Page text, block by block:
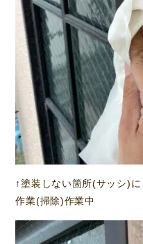
↑塗装しない箇所(サッシ)
作業(掃除)作業中